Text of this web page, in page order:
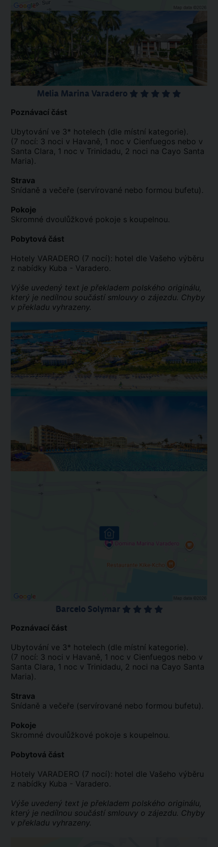
Melia Marina Varadero
Poznávací část
Ubytování ve 3* hotelech (dle místní kategorie).
(7 nocí: 3 noci v Havaně, 1 noc v Cienfuegos nebo v
Santa Clara, 1 noc v Trinidadu, 2 noci na Cayo Santa
Maria).
Strava
Snídaně a večeře (servírované nebo formou bufetu).
Pokoje
Skromné dvoulůžkové pokoje s koupelnou.
Pobytová část
Hotely VARADERO (7 nocí): hotel dle Vašeho výběru
z nabídky Kuba - Varadero.
Výše uvedený text je překladem polského originálu,
který je nedílnou součástí smlouvy o zájezdu. Chyby
v překladu vyhrazeny.
Barcelo Solymar
Poznávací část
Ubytování ve 3* hotelech (dle místní kategorie).
(7 nocí: 3 noci v Havaně, 1 noc v Cienfuegos nebo v
Santa Clara, 1 noc v Trinidadu, 2 noci na Cayo Santa
Maria).
Strava
Snídaně a večeře (servírované nebo formou bufetu).
Pokoje
Skromné dvoulůžkové pokoje s koupelnou.
Pobytová část
Hotely VARADERO (7 nocí): hotel dle Vašeho výběru
z nabídky Kuba - Varadero.
Výše uvedený text je překladem polského originálu,
který je nedílnou součástí smlouvy o zájezdu. Chyby
v překladu vyhrazeny.